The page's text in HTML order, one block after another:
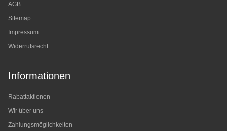
AGB
Sitemap
Impressum
Widerrufsrecht
Informationen
Rabattaktionen
Wir über uns
Zahlungsmöglichkeiten